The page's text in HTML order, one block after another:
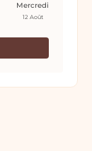
Mercredi
12 Août